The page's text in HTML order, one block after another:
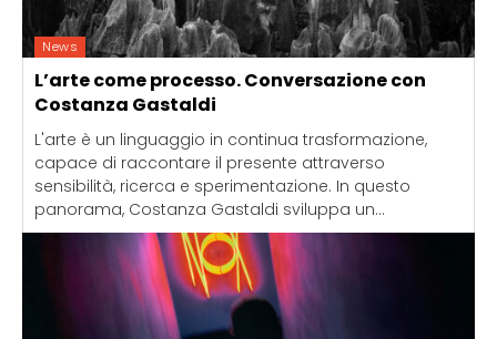
News
L’arte come processo. Conversazione con
Costanza Gastaldi
L'arte è un linguaggio in continua trasformazione,
capace di raccontare il presente attraverso
sensibilità, ricerca e sperimentazione. In questo
panorama, Costanza Gastaldi sviluppa un...